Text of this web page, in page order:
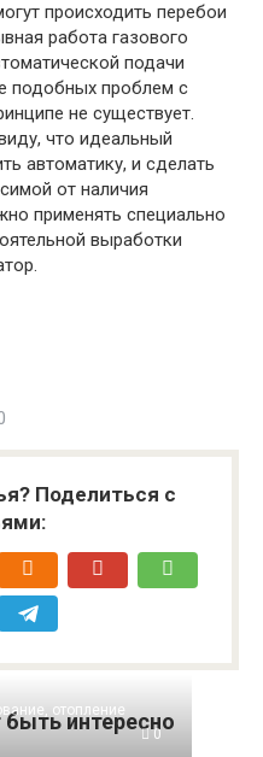
происходить перебои
работа газового
подачи
подобных проблем с
не существует.
что идеальный
автоматику, и сделать
от наличия
применять специально
выработки
Поделиться с
интересно
отопление
0